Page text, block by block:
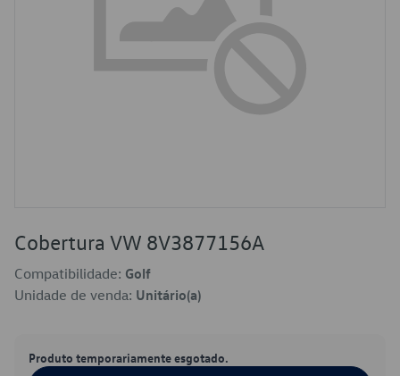
Cobertura VW 8V3877156A
Compatibilidade: Golf
Unidade de venda: Unitário(a)
Produto temporariamente esgotado.